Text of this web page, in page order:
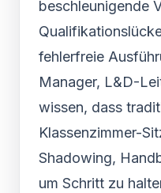
beschleunigende
fehlerfreie
Manager, L&D-
wissen, dass
Klassenzimmer-
Shadowing,
um Schritt zu